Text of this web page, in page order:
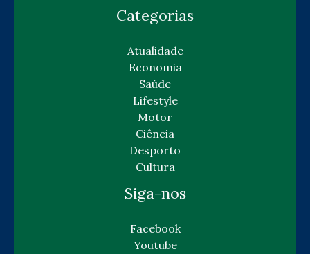
Categorias
Atualidade
Economia
Saúde
Lifestyle
Motor
Ciência
Desporto
Cultura
Siga-nos
Facebook
Youtube